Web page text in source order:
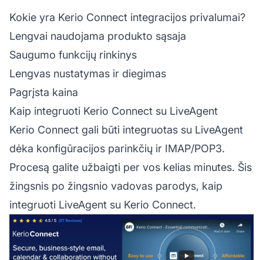
Kokie yra Kerio Connect integracijos privalumai?
Lengvai naudojama produkto sąsaja
Saugumo funkcijų rinkinys
Lengvas nustatymas ir diegimas
Pagrįsta kaina
Kaip integruoti Kerio Connect su LiveAgent
Kerio Connect gali būti integruotas su LiveAgent
dėka konfigūracijos parinkčių ir IMAP/POP3.
Procesą galite užbaigti per vos kelias minutes. Šis
žingsnis po žingsnio vadovas parodys, kaip
integruoti LiveAgent su Kerio Connect.